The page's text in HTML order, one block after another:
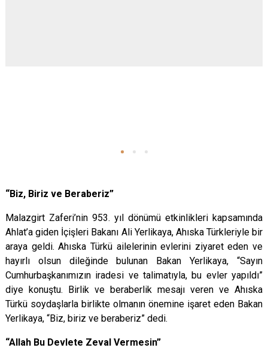
“Biz, Biriz ve Beraberiz”
Malazgirt Zaferi’nin 953. yıl dönümü etkinlikleri kapsamında
Ahlat’a giden İçişleri Bakanı Ali Yerlikaya, Ahıska Türkleriyle bir
araya geldi. Ahıska Türkü ailelerinin evlerini ziyaret eden ve
hayırlı olsun dileğinde bulunan Bakan Yerlikaya, “Sayın
Cumhurbaşkanımızın iradesi ve talimatıyla, bu evler yapıldı”
diye konuştu. Birlik ve beraberlik mesajı veren ve Ahıska
Türkü soydaşlarla birlikte olmanın önemine işaret eden Bakan
Yerlikaya, “Biz, biriz ve beraberiz” dedi.
“Allah Bu Devlete Zeval Vermesin”